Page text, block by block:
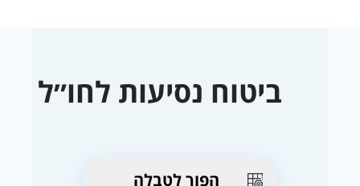
הפוך לטבלה
ביטוח נסיעות לחו״ל